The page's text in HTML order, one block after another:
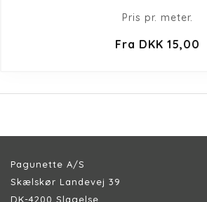
Pris pr. meter.
Fra DKK 15,00
Pagunette A/S
Skælskør Landevej 39
DK-4200 Slagelse